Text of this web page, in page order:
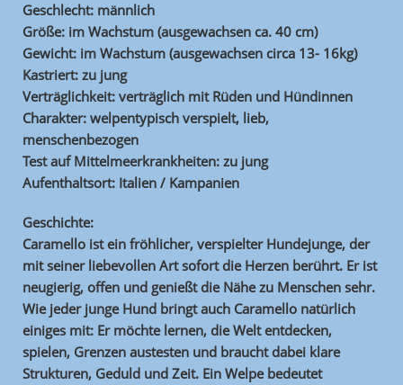
Geschlecht: männlich
Größe: im Wachstum (ausgewachsen ca. 40 cm)
Gewicht: im Wachstum (ausgewachsen circa 13- 16kg)
Kastriert: zu jung
Verträglichkeit: verträglich mit Rüden und Hündinnen
Charakter: welpentypisch verspielt, lieb,
menschenbezogen
Test auf Mittelmeerkrankheiten: zu jung
Aufenthaltsort: Italien / Kampanien
Geschichte:
Caramello ist ein fröhlicher, verspielter Hundejunge, der
mit seiner liebevollen Art sofort die Herzen berührt. Er ist
neugierig, offen und genießt die Nähe zu Menschen sehr.
Wie jeder junge Hund bringt auch Caramello natürlich
einiges mit: Er möchte lernen, die Welt entdecken,
spielen, Grenzen austesten und braucht dabei klare
Strukturen, Geduld und Zeit. Ein Welpe bedeutet